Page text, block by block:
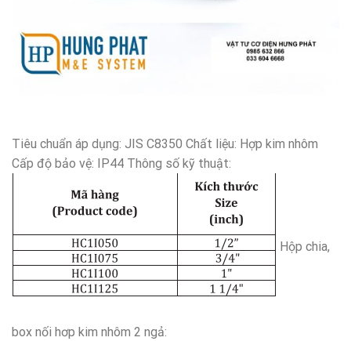
Tiêu chuẩn áp dụng: JIS C8350 Chất liệu: Hợp kim nhôm
Cấp độ bảo vệ: IP44 Thông số kỹ thuật:
Hộp chia,
box nối hơp kim nhôm 2 ngả: